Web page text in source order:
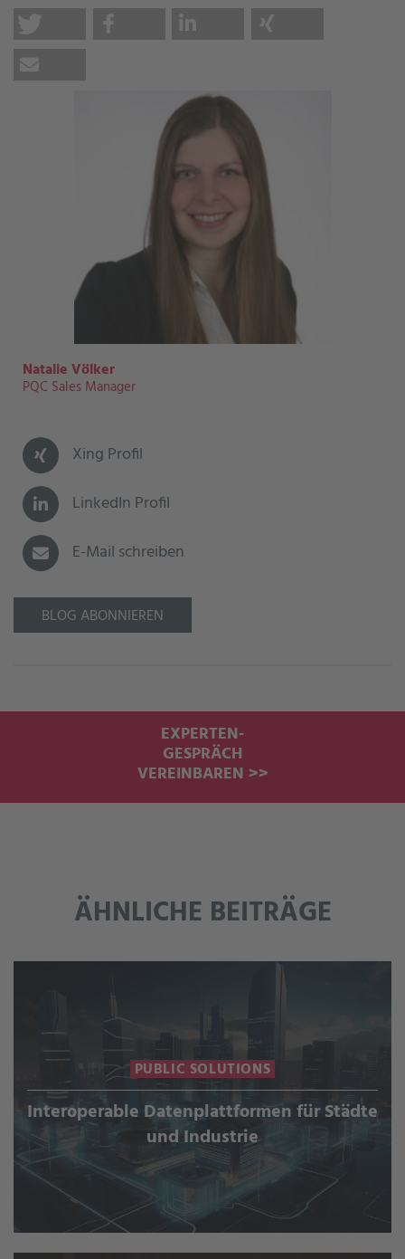
Natalie Völker
PQC Sales Manager
Xing Profil
LinkedIn Profil
E-Mail schreiben
BLOG ABONNIEREN
EXPERTEN-
GESPRÄCH
VEREINBAREN >>
ÄHNLICHE BEITRÄGE
PUBLIC SOLUTIONS
Interoperable Datenplattformen für Städte
und Industrie